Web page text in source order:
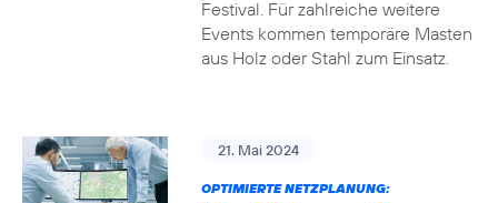
Festival. Für zahlreiche weitere
Events kommen temporäre Masten
aus Holz oder Stahl zum Einsatz.
21. Mai 2024
OPTIMIERTE NETZPLANUNG: